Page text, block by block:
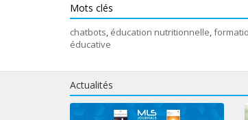
Mots clés
chatbots éducation nutritionnelle
éducative
Actualités